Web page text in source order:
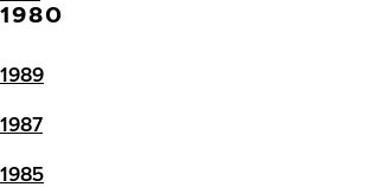
1980
1989
1987
1985